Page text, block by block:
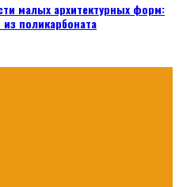
малых архитектурных форм:
поликарбоната